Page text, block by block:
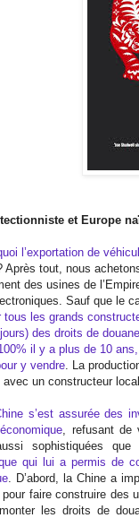
et Europe
l’exportation de
Après tout, nous
des usines de
Sauf que le
tous les grands
des droits de
il y a plus de 10
y vendre . La
avec un constructeur local.
s’est assurée des
, refusant
sophistiquées
qui lui a permis de
. D’abord, la Chine a
faire construire des
les droits de